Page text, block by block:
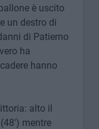
è uscito
un destro di
di Patierno
ha
hanno
alto il
mentre